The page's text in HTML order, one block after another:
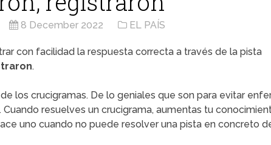
8 December 2022 EL PAÍS
con facilidad la respuesta correcta a través de la pista
.
los crucigramas. De lo geniales que son para evitar
resuelves un crucigrama, aumentas tu
uno cuando no puede resolver una pista en concreto